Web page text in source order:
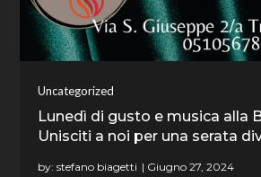
Uncategorized
Lunedì di gusto e musica alla
Unisciti a noi per una serata
by:stefano biagetti